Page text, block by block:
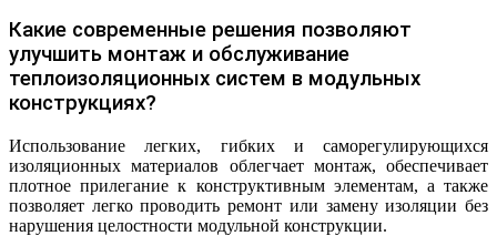
Какие современные решения позволяют
улучшить монтаж и обслуживание
теплоизоляционных систем в модульных
конструкциях?
Использование легких, гибких и саморегулирующихся
изоляционных материалов облегчает монтаж, обеспечивает
плотное прилегание к конструктивным элементам, а также
позволяет легко проводить ремонт или замену изоляции без
нарушения целостности модульной конструкции.